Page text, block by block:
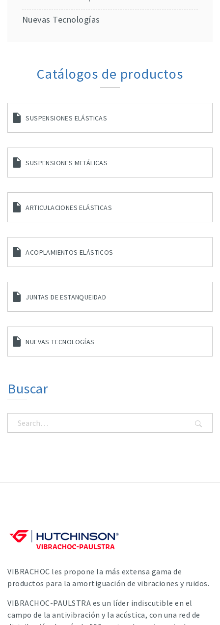
Nuevas Tecnologías
Catálogos de productos
SUSPENSIONES ELÁSTICAS
SUSPENSIONES METÁLICAS
ARTICULACIONES ELÁSTICAS
ACOPLAMIENTOS ELÁSTICOS
JUNTAS DE ESTANQUEIDAD
NUEVAS TECNOLOGÍAS
Buscar
VIBRACHOC les propone la más extensa gama de
productos para la amortiguación de vibraciones y ruidos.
VIBRACHOC-PAULSTRA es un líder indiscutible en el
campo de la antivibración y la acústica, con una red de